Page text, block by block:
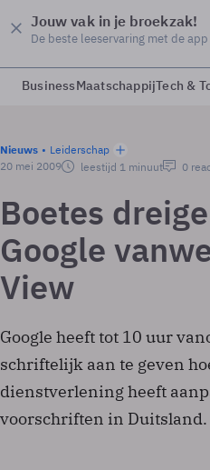
Jouw vak in je broekzak!
De beste leeservaring met de app
BusinessMaatschappijTech &
Nieuws
Leiderschap
20 mei 2009
leestijd 1 minuut 0
Boetes
Google
View
Google heeft tot 10 uur
schriftelijk aan te geven
dienstverlening heeft
voorschriften in Duitsland.